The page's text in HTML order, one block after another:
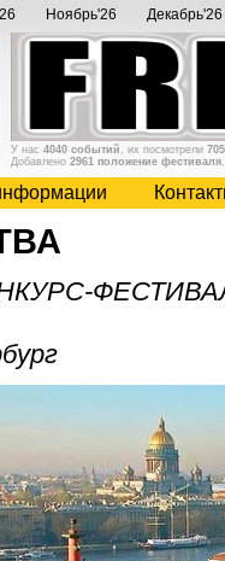
Ноябрь'26 Декабрь'26
У нас 4040 событий , их посмотрели
Добавлено 2961 положение фестиваля